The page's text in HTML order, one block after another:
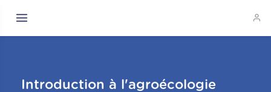
Introduction à l'agroécologie